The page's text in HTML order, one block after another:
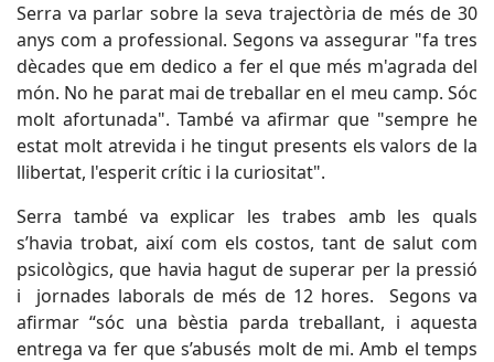
Serra va parlar sobre la seva trajectòria de més de 30
anys com a professional. Segons va assegurar "fa tres
dècades que em dedico a fer el que més m'agrada del
món. No he parat mai de treballar en el meu camp. Sóc
molt afortunada". També va afirmar que "sempre he
estat molt atrevida i he tingut presents els valors de la
llibertat, l'esperit crític i la curiositat".
Serra també va explicar les trabes amb les quals
s’havia trobat, així com els costos, tant de salut com
psicològics, que havia hagut de superar per la pressió
i jornades laborals de més de 12 hores. Segons va
afirmar “sóc una bèstia parda treballant, i aquesta
entrega va fer que s’abusés molt de mi. Amb el temps